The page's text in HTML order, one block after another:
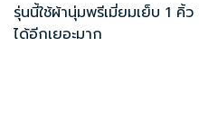
รุ่นนี้ใช้ผ้านุ่มพรีเมี่ยมเย็บ 1
ได้อีกเยอะมาก